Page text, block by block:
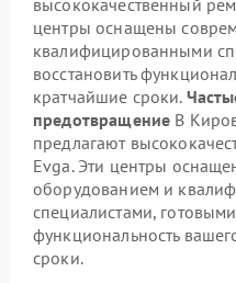
высококачественный
центры оснащены
квалифицированными
восстановить
кратчайшие сроки.
предотвращение В
предлагают
Evga. Эти центры
оборудованием и
специалистами,
функциональность
сроки.